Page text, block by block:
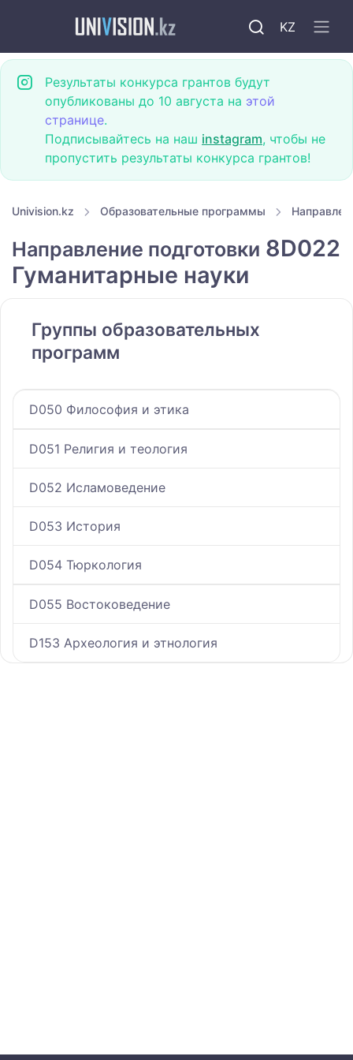
KZ
Результаты конкурса грантов будут
опубликованы до 10 августа на этой
странице.
Подписывайтесь на наш instagram, чтобы не
пропустить результаты конкурса грантов!
Univision.kz Образовательные программы
Направление подготовки 8D022
Гуманитарные науки
Группы образовательных
программ
D050 Философия и этика
D051 Религия и теология
D052 Исламоведение
D053 История
D054 Тюркология
D055 Востоковедение
D153 Археология и этнология